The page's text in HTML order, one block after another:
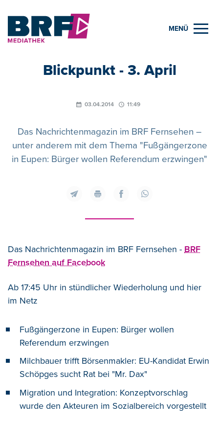
MENÜ
Blickpunkt - 3. April
03.04.2014 11:49
Das Nachrichtenmagazin im BRF Fernsehen –
unter anderem mit dem Thema "Fußgängerzone
in Eupen: Bürger wollen Referendum erzwingen"
Das Nachrichtenmagazin im BRF Fernsehen - BRF
Fernsehen auf Facebook
Ab 17:45 Uhr in stündlicher Wiederholung und hier
im Netz
Fußgängerzone in Eupen: Bürger wollen
Referendum erzwingen
Milchbauer trifft Börsenmakler: EU-Kandidat Erwin
Schöpges sucht Rat bei "Mr. Dax"
Migration und Integration: Konzeptvorschlag
wurde den Akteuren im Sozialbereich vorgestellt